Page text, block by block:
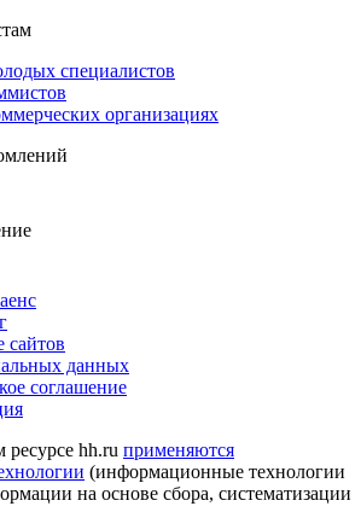
специалистов
организациях
сайтов
данных
соглашение
hh.ru применяются
(информационные технологии
на основе сбора, систематизации